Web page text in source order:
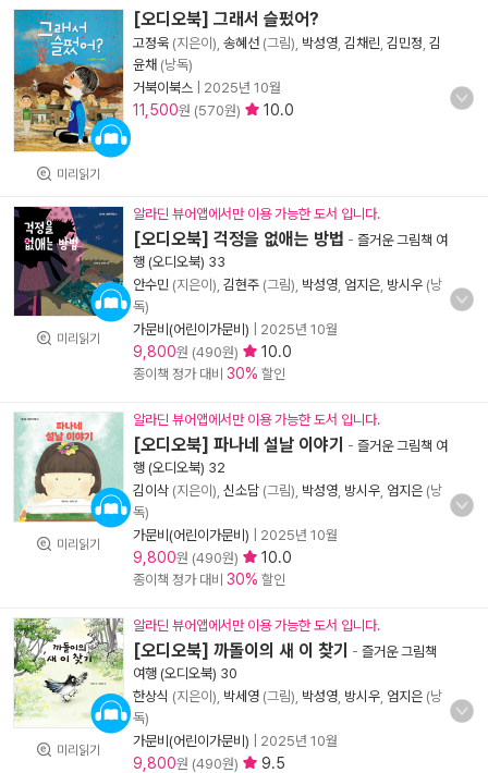
미리읽기
[오디오북] 그래서 슬펐어?
고정욱 (지은이), 송혜선 (그림), 박성영 김채린 김민정 김
윤채 (낭독)
거북이북스
2025년 10월
11,500원 (570원) 10.0
미리읽기
알라딘 뷰어앱에서만 이용 가능한 도서 입니다.
[오디오북] 걱정을 없애는 방법 - 즐거운 그림책 여
행 (오디오북) 33
안수민 (지은이), 김현주 (그림), 박성영 엄지은 방시우 (낭
독)
가문비(어린이가문비)
2025년 10월
9,800원 (490원) 10.0
종이책 정가 대비 30% 할인
미리읽기
알라딘 뷰어앱에서만 이용 가능한 도서 입니다.
[오디오북] 파나네 설날 이야기 - 즐거운 그림책 여
행 (오디오북) 32
김이삭 (지은이), 신소담 (그림), 박성영 방시우 엄지은 (낭
독)
가문비(어린이가문비)
2025년 10월
9,800원 (490원) 10.0
종이책 정가 대비 30% 할인
미리읽기
알라딘 뷰어앱에서만 이용 가능한 도서 입니다.
[오디오북] 까돌이의 새 이 찾기 - 즐거운 그림책
여행 (오디오북) 30
한상식 (지은이), 박세영 (그림), 박성영 방시우 엄지은 (낭
독)
가문비(어린이가문비)
2025년 10월
9,800원 (490원) 9.5